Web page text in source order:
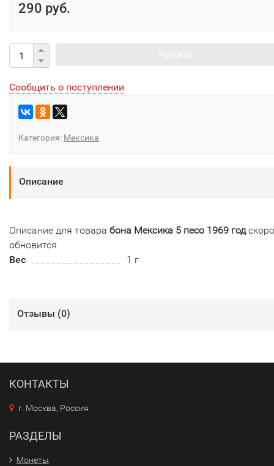
290 руб.
Сообщить о поступлении
Категория: Мексика
Описание
Описание для товара бона Мексика 5 песо 1969 годскоро
обновится
Вес
1 г
Отзывы (0)
КОНТАКТЫ
г. Москва, Россия
РАЗДЕЛЫ
Монеты